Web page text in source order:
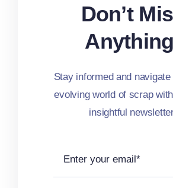
Don’t
Stay informed and
evolving world of scrap
insightful